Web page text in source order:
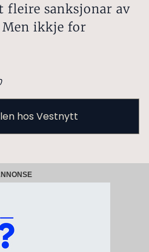
fleire sanksjonar av
Men ikkje for
hos Vestnytt